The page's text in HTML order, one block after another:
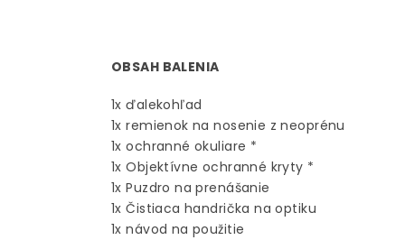
OBSAH BALENIA
1x ďalekohľad
1x remienok na nosenie z neoprénu
1x ochranné okuliare *
1x Objektívne ochranné kryty *
1x Puzdro na prenášanie
1x Čistiaca handrička na optiku
1x návod na použitie